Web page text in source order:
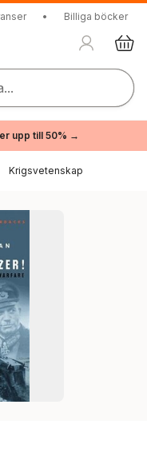
• Billiga böcker
upp till 50% →
Krigsvetenskap